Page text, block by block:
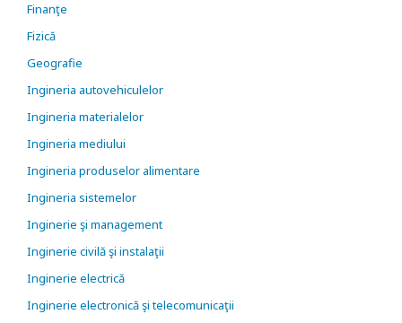
Finanţe
Fizică
Geografie
Ingineria autovehiculelor
Ingineria materialelor
Ingineria mediului
Ingineria produselor alimentare
Ingineria sistemelor
Inginerie şi management
Inginerie civilă şi instalaţii
Inginerie electrică
Inginerie electronică şi telecomunicaţii